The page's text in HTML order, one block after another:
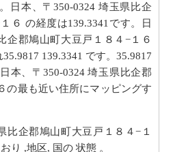
日本、〒350-0324 埼玉県比企
６ の経度は139.3341です。日
企郡鳩山町大豆戸１８４−１６
139.3341 です。35.9817
本、〒350-0324 埼玉県比企郡
の最も近い住所にマッピングす
比企郡鳩山町大豆戸１８４−１
り ,地区, 国の 状態 。